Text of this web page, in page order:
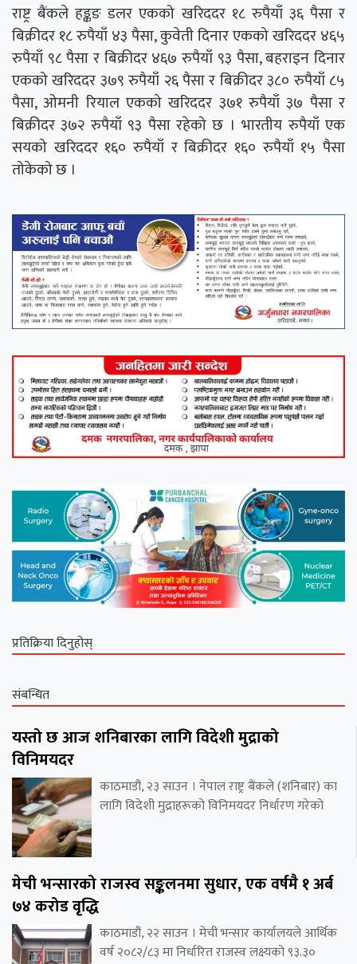
राष्ट्र बैंकले हङ्कङ डलर एकको खरिददर १८ रुपैयाँ ३६ पैसा र
बिक्रीदर १८ रुपैयाँ ४३ पैसा, कुवेती दिनार एकको खरिददर ४६५
रुपैयाँ ९८ पैसा र बिक्रीदर ४६७ रुपैयाँ ९३ पैसा, बहराइन दिनार
एकको खरिददर ३७९ रुपैयाँ २६ पैसा र बिक्रीदर ३८० रुपैयाँ ८५
पैसा, ओमनी रियाल एकको खरिददर ३७१ रुपैयाँ ३७ पैसा र
बिक्रीदर ३७२ रुपैयाँ ९३ पैसा रहेको छ । भारतीय रुपैयाँ एक
सयको खरिददर १६० रुपैयाँ र बिक्रीदर १६० रुपैयाँ १५ पैसा
तोकेको छ ।
प्रतिक्रिया दिनुहोस्
संबन्धित
यस्तो छ आज शनिबारका लागि विदेशी मुद्राको
विनिमयदर
काठमाडौं, २३ साउन । नेपाल राष्ट्र बैंकले (शनिबार) का
लागि विदेशी मुद्राहरूको विनिमयदर निर्धारण गरेको
मेची भन्सारको राजस्व सङ्कलनमा सुधार, एक वर्षमै १ अर्ब
७४ करोड वृद्धि
काठमाडौं, २२ साउन । मेची भन्सार कार्यालयले आर्थिक
वर्ष २०८२/८३ मा निर्धारित राजस्व लक्ष्यको ९३.३०